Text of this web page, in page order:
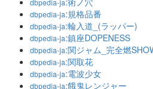
dbpedia-ja
dbpedia-ja:規格品番
dbpedia-ja:輪入道_(ラッパー)
dbpedia-ja:鎮座DOPENESS
dbpedia-ja:関ジャム_完全燃
dbpedia-ja:関取花
dbpedia-ja:電波少女
dbpedia-ja:餓鬼レンジャー